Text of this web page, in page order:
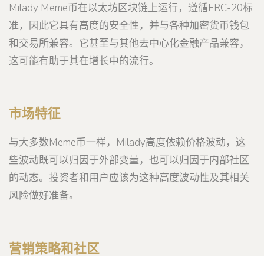
Milady Meme币在以太坊区块链上运行，遵循ERC-20标
准，因此它具有高度的安全性，并与各种加密货币钱包
和交易所兼容。它甚至与其他去中心化金融产品兼容，
这可能有助于其在增长中的流行。
市场特征
与大多数Meme币一样，Milady高度依赖价格波动，这
些波动既可以归因于外部变量，也可以归因于内部社区
的动态。投资者和用户应该为这种高度波动性及其相关
风险做好准备。
营销策略和社区